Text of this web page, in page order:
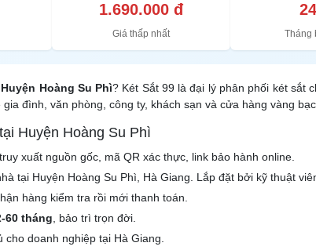
1.690.000 đ
Giá thấp nhất Tháng
Huyện Hoàng Su Phì? Két Sắt 99 là đại lý phân phối két sắt
đình, văn phòng, công ty, khách sạn và cửa hàng vàng
Huyện Hoàng Su Phì
xuất nguồn gốc, mã QR xác thực, link bảo hành online.
tại Huyện Hoàng Su Phì, Hà Giang. Lắp đặt bởi kỹ thuật
hàng kiểm tra rồi mới thanh toán.
60 tháng , bảo trì trọn đời.
doanh nghiệp tại Hà Giang.